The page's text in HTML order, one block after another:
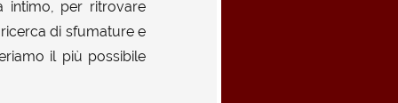
intimo, per ritrovare
di sfumature e
il più possibile